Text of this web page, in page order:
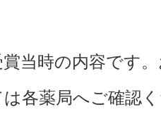
当時の内容です
各薬局へご確認